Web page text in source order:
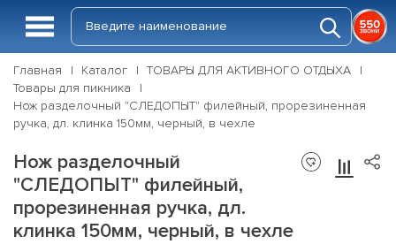
Главная Каталог
ТОВАРЫ ДЛЯ АКТИВНОГО ОТДЫХА
Товары для пикника
Нож разделочный "СЛЕДОПЫТ" филейный, прорезиненная
ручка, дл. клинка 150мм, черный, в чехле
Нож разделочный
"СЛЕДОПЫТ" филейный,
прорезиненная ручка, дл.
клинка 150мм, черный, в чехле